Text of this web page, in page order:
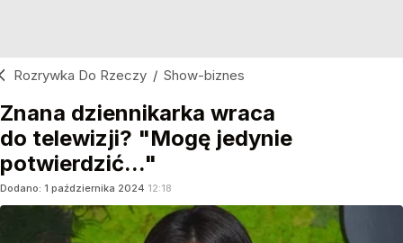
Rozrywka Do Rzeczy / Show-biznes
Znana dziennikarka wraca
do telewizji? "Mogę jedynie
potwierdzić..."
Dodano: 1 października 2024 12:18